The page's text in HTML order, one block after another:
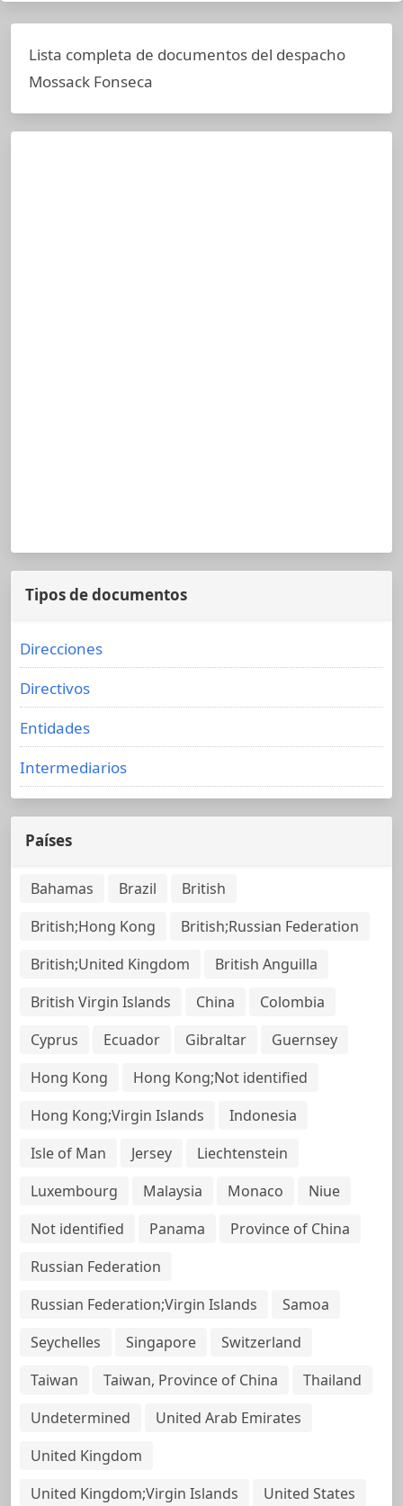
Lista completa de documentos del despacho
Mossack Fonseca
Tipos de documentos
Direcciones
Directivos
Entidades
Intermediarios
Países
Bahamas Brazil
British
British;Hong Kong
British;Russian Federation
British;United Kingdom
British Anguilla
British Virgin Islands
China
Colombia
Cyprus
Ecuador Gibraltar
Guernsey
Hong Kong
Hong Kong;Not identified
Hong Kong;Virgin Islands
Indonesia
Isle of Man
Jersey
Liechtenstein
Luxembourg
Malaysia Monaco
Niue
Not identified
Panama
Province of China
Russian Federation
Russian Federation;Virgin Islands
Samoa
Seychelles
Singapore
Switzerland
Taiwan
Taiwan, Province of China
Thailand
Undetermined
United Arab Emirates
United Kingdom
United Kingdom;Virgin Islands
United States